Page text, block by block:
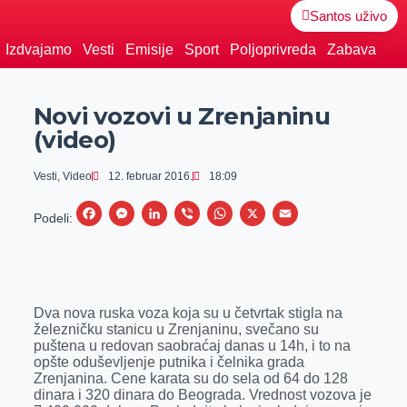
Santos uživo
Izdvajamo Vesti Emisije Sport Poljoprivreda Zabava
Novi vozovi u Zrenjaninu
(video)
Vesti, Video 12. februar 2016. 18:09
Podeli:
F
b
o
o
k
M
e
n
g
e
L
e
d
I
n
V
r
W
s
A
p
p
X
E
l
Dva nova ruska voza koja su u četvrtak stigla na
železničku stanicu u Zrenjaninu, svečano su
puštena u redovan saobraćaj danas u 14h, i to na
opšte oduševljenje putnika i čelnika grada
Zrenjanina. Cene karata su do sela od 64 do 128
dinara i 320 dinara do Beograda. Vrednost vozova je